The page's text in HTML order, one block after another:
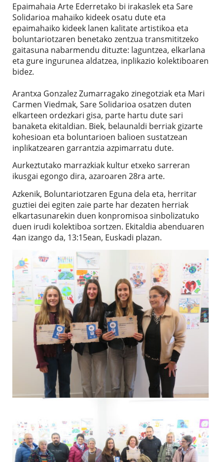
Epaimahaia Arte Ederretako bi irakaslek eta Sare
Solidarioa mahaiko kideek osatu dute eta
epaimahaiko kideek lanen kalitate artistikoa eta
boluntariotzaren benetako zentzua transmititzeko
gaitasuna nabarmendu dituzte: laguntzea, elkarlana
eta gure ingurunea aldatzea, inplikazio kolektiboaren
bidez.
Arantxa Gonzalez Zumarragako zinegotziak eta Mari
Carmen Viedmak, Sare Solidarioa osatzen duten
elkarteen ordezkari gisa, parte hartu dute sari
banaketa ekitaldian. Biek, belaunaldi berriak gizarte
kohesioan eta boluntarioen balioen sustatzean
inplikatzearen garrantzia azpimarratu dute.
Aurkeztutako marrazkiak kultur etxeko sarreran
ikusgai egongo dira, azaroaren 28ra arte.
Azkenik, Boluntariotzaren Eguna dela eta, herritar
guztiei dei egiten zaie parte har dezaten herriak
elkartasunarekin duen konpromisoa sinbolizatuko
duen irudi kolektiboa sortzen. Ekitaldia abenduaren
4an izango da, 13:15ean, Euskadi plazan.